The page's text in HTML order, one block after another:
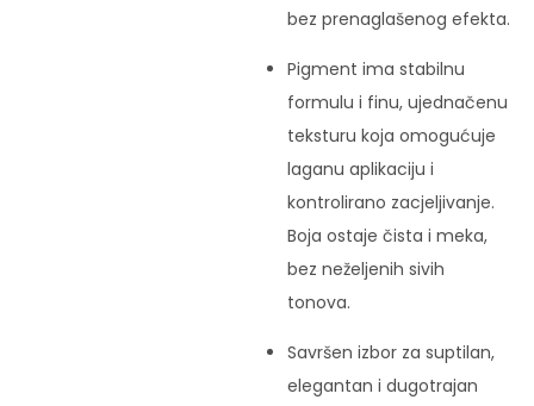
bez prenaglašenog efekta.
Pigment ima stabilnu
formulu i finu, ujednačenu
teksturu koja omogućuje
laganu aplikaciju i
kontrolirano zacjeljivanje.
Boja ostaje čista i meka,
bez neželjenih sivih
tonova.
Savršen izbor za suptilan,
elegantan i dugotrajan